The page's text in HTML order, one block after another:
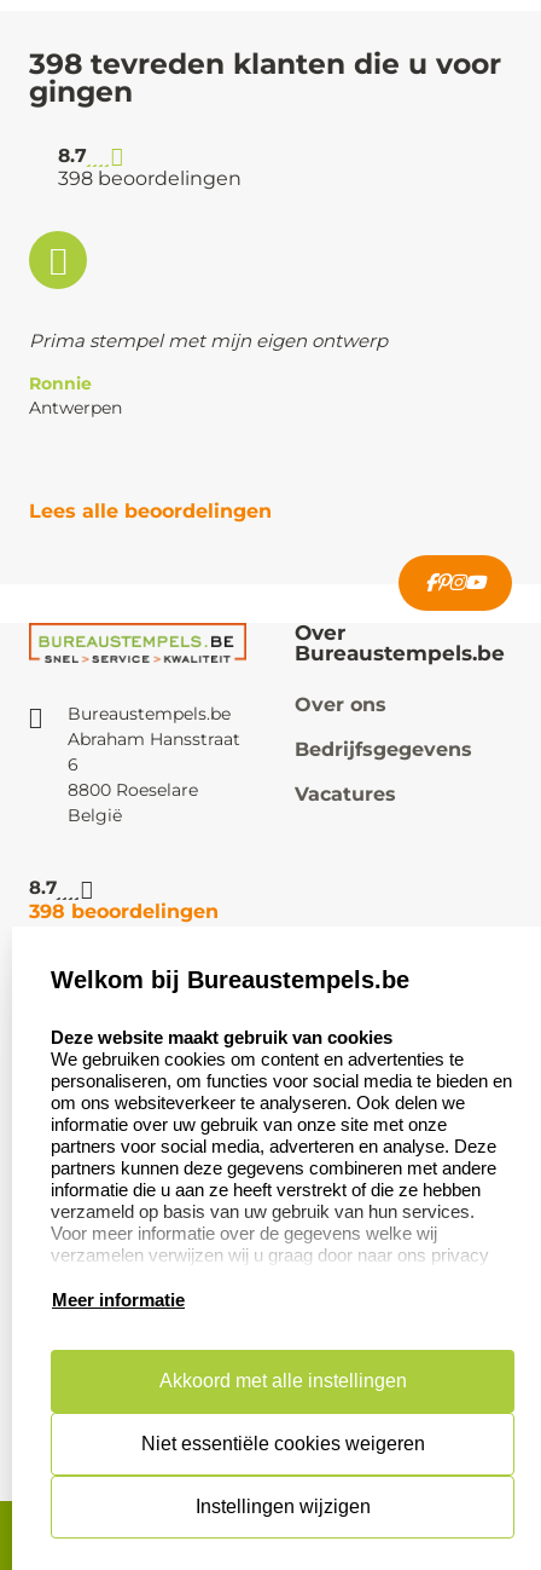
398 tevreden klanten die u voor
gingen
8.7
398 beoordelingen
Prima stempel met mijn eigen ontwerp
Ronnie
Antwerpen
Lees alle beoordelingen
Bureaustempels.be
Abraham Hansstraat
6
8800 Roeselare
België
8.7
398 beoordelingen
Over
Bureaustempels.be
Over ons
Bedrijfsgegevens
Vacatures
Klantenservice:
Contact
Veel gestelde vragen
Retourneren
Herroepingsrecht
Zakelijk:
Aanvraag op maat
Wederverkoper
worden
Betaling &
Verzending
Productinformatie:
Aanleverspecificaties
Instructie voor
Safety Sheets
Sitemap
algemene voorwaarden
disclaimer
Welkom bij Bureaustempels.be
Deze website maakt gebruik van cookies
We gebruiken cookies om content en advertenties te
personaliseren, om functies voor social media te bieden en
om ons websiteverkeer te analyseren. Ook delen we
informatie over uw gebruik van onze site met onze
partners voor social media, adverteren en analyse. Deze
partners kunnen deze gegevens combineren met andere
informatie die u aan ze heeft verstrekt of die ze hebben
verzameld op basis van uw gebruik van hun services.
Voor meer informatie over de gegevens welke wij
verzamelen verwijzen wij u graag door naar ons privacy
Meer informatie
Akkoord met alle instellingen
Niet essentiële cookies weigeren
Instellingen wijzigen